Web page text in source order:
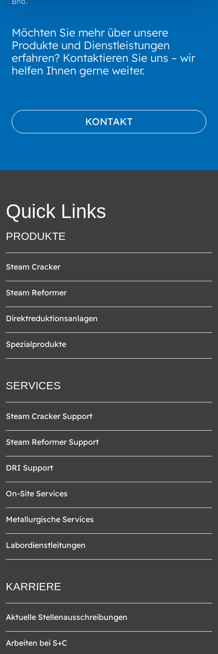
Möchten Sie mehr über unsere
Produkte und Dienstleistungen
erfahren? Kontaktieren Sie uns – wir
helfen Ihnen gerne weiter.
KONTAKT
Quick Links
PRODUKTE
Steam Cracker
Steam Reformer
Direktreduktionsanlagen
Spezialprodukte
SERVICES
Steam Cracker Support
Steam Reformer Support
DRI Support
On-Site Services
Metallurgische Services
Labordienstleitungen
KARRIERE
Aktuelle Stellenausschreibungen
Arbeiten bei S+C